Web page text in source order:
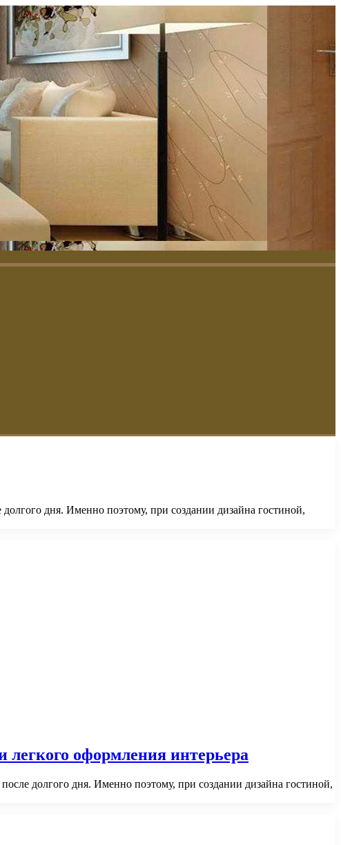
дня. Именно поэтому, при создании дизайна гостиной,
легкого оформления интерьера
долгого дня. Именно поэтому, при создании дизайна гостиной,